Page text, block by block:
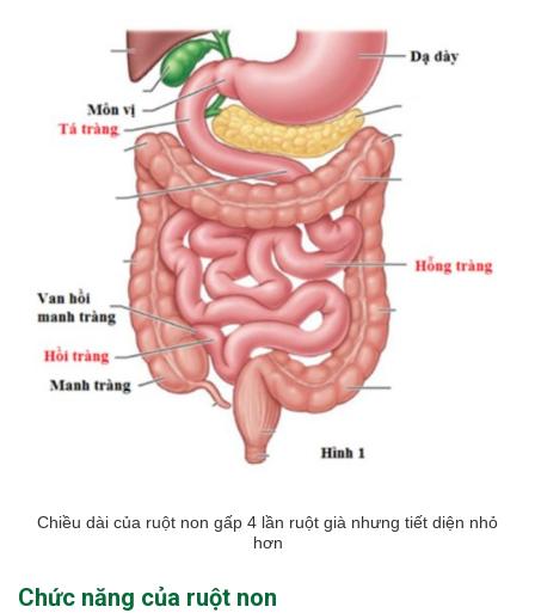
Chiều dài của ruột non gấp 4 lần ruột già nhưng tiết diện nhỏ
hơn
Chức năng của ruột non